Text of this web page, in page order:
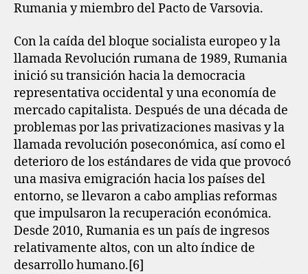
Rumania y miembro del Pacto de Varsovia.
Con la caída del bloque socialista europeo y la
llamada Revolución rumana de 1989, Rumania
inició su transición hacia la democracia
representativa occidental y una economía de
mercado capitalista. Después de una década de
problemas por las privatizaciones masivas y la
llamada revolución poseconómica, así como el
deterioro de los estándares de vida que provocó
una masiva emigración hacia los países del
entorno, se llevaron a cabo amplias reformas
que impulsaron la recuperación económica.
Desde 2010, Rumania es un país de ingresos
relativamente altos, con un alto índice de
desarrollo humano.[6]​